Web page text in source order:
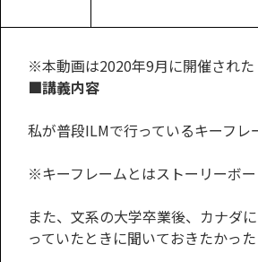
※本動画は2020年9月に開催された
■講義内容
私が普段ILMで行っているキーフ
※キーフレームとはストーリーボ
また、文系の大学卒業後、カナダ
っていたときに聞いておきたかっ